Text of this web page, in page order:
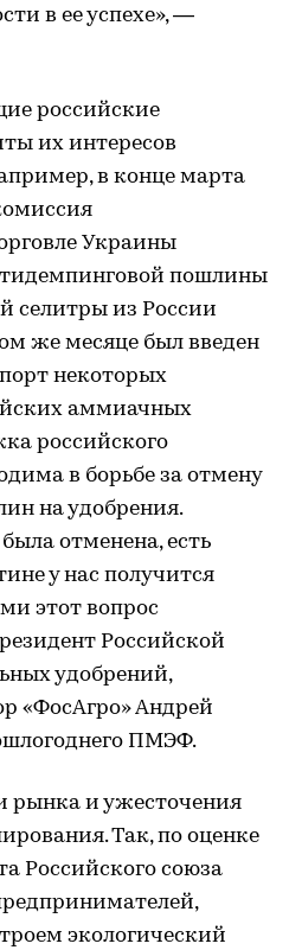
в ее успехе», —
российские
их интересов
в конце марта
Украины
пошлины
селитры из России
же месяце был введен
некоторых
аммиачных
российского
в борьбе за отмену
на удобрения.
отменена, есть
у нас получится
этот вопрос
Российской
удобрений,
«ФосАгро» Андрей
ПМЭФ.
рынка и ужесточения
Так, по оценке
Российского союза
экологический